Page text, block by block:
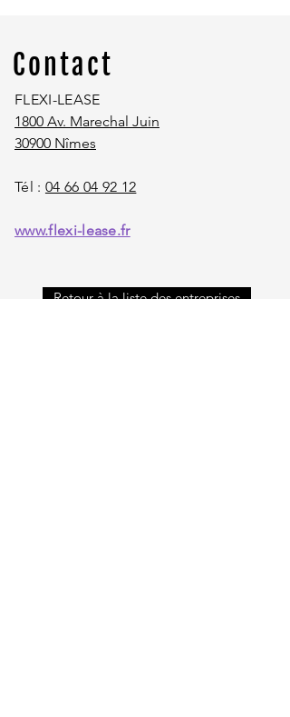
Contact
FLEXI-LEASE
1800 Av. Marechal Juin
30900 Nîmes
Tél : 04 66 04 92 12
www.flexi-lease.fr
Retour à la liste des entreprises